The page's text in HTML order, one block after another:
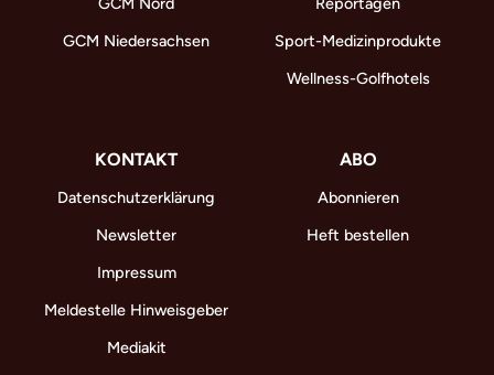
GCM Niedersachsen
Sport-Medizinprodukte
Wellness-Golfhotels
KONTAKT
Datenschutzerklärung
Newsletter
Impressum
Meldestelle Hinweisgeber
Mediakit
ABO
Abonnieren
Heft bestellen